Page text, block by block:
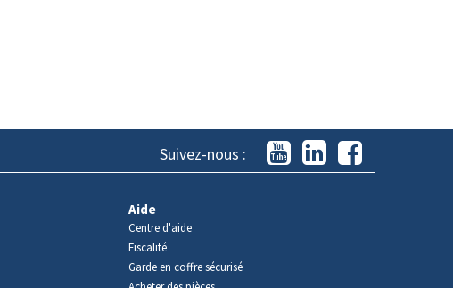
Suivez-nous :
Aide
Centre d'aide
Fiscalité
Garde en coffre sécurisé